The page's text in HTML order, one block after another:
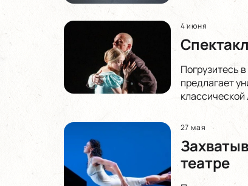
4 июня
Погрузитесь
предлагает
классической
27 мая
театре